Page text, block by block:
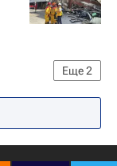
Еще2